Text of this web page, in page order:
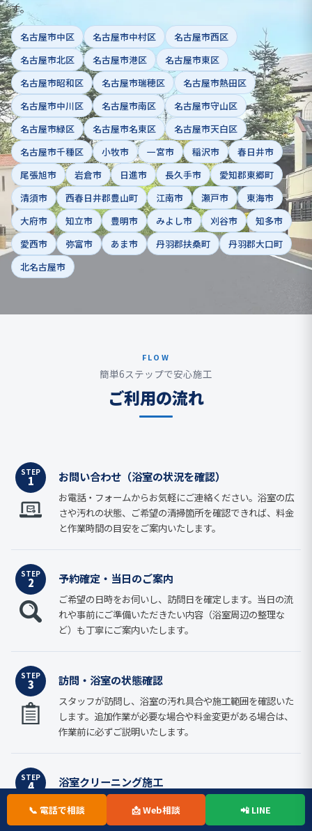
す。
名古屋市中区 名古屋市中村区
名古屋市西区
名古屋市北区
名古屋市港区
名古屋市東区
名古屋市昭和区
名古屋市瑞穂区
名古屋市熱田区
名古屋市中川区
名古屋市南区
名古屋市守山区
名古屋市緑区
名古屋市名東区
名古屋市天白区
名古屋市千種区
小牧市 一宮市 稲沢市
春日井市
尾張旭市
岩倉市 日進市 長久手市
愛知郡東郷町
清須市
西春日井郡豊山町 江南市 瀬戸市
東海市
大府市
知立市 豊明市 みよし市 刈谷市
知多市
愛西市
弥富市 あま市 丹羽郡扶桑町
丹羽郡大口町
北名古屋市
FLOW
簡単6ステップで安心施工
ご利用の流れ
STEP
1 お問い合わせ（浴室の状況を確認）
お電話・フォームからお気軽にご連絡ください。浴室の広
さや汚れの状態、ご希望の清掃箇所を確認できれば、料金
と作業時間の目安をご案内いたします。
STEP
2 予約確定・当日のご案内
ご希望の日時をお伺いし、訪問日を確定します。当日の流
れや事前にご準備いただきたい内容（浴室周辺の整理な
ど）も丁寧にご案内いたします。
STEP
3 訪問・浴室の状態確認
スタッフが訪問し、浴室の汚れ具合や施工範囲を確認いた
します。追加作業が必要な場合や料金変更がある場合は、
作業前に必ずご説明いたします。
STEP
4 浴室クリーニング施工
て浴室全体を徹底洗浄します。浴槽・壁・床・排水口など
📞 電話で相談 📩 Web相談 📲 LINE